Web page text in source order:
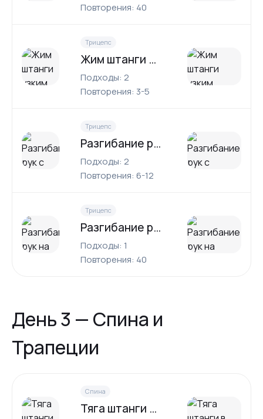
Повторения: 40
Трицепс
Жим штанги узким хватом
Подходы: 2
Повторения: 3-5
Трицепс
Разгибание рук с гантелью стоя
Подходы: 2
Повторения: 6-12
Трицепс
Разгибание рук на верхнем блоке
Подходы: 1
Повторения: 40
День 3 — Спина и
Трапеции
Спина
Тяга штанги в наклоне